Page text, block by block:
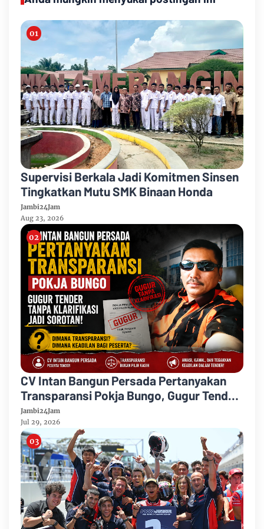
Supervisi Berkala Jadi Komitmen Sinsen
Tingkatkan Mutu SMK Binaan Honda
Jambi24Jam
Aug 23, 2026
CV Intan Bangun Persada Pertanyakan
Transparansi Pokja Bungo, Gugur Tender
Tanpa Klarifikasi Jadi Sorotan
Jambi24Jam
Jul 29, 2026